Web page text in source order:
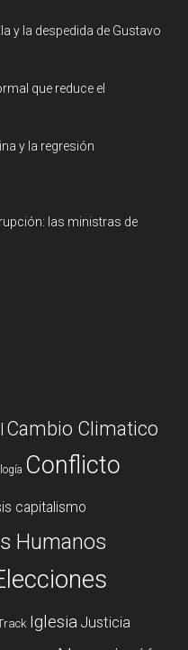
y la despedida de Gustavo
que reduce el
y la regresión
las ministras de
Cambio Climatico
Conflicto
capitalismo
Humanos
Iglesia Justicia